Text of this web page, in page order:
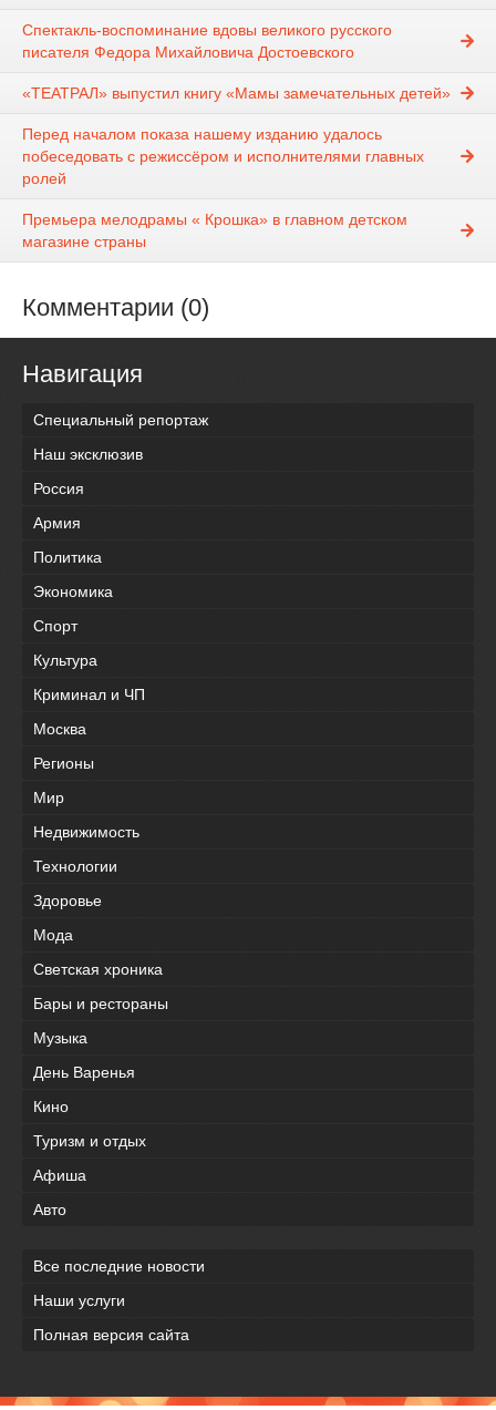
Спектакль-воспоминание вдовы великого русского
писателя Федора Михайловича Достоевского
«ТЕАТРАЛ» выпустил книгу «Мамы замечательных детей»
Перед началом показа нашему изданию удалось
побеседовать с режиссёром и исполнителями главных
ролей
Премьера мелодрамы « Крошка» в главном детском
магазине страны
Комментарии (0)
Навигация
Специальный репортаж
Наш эксклюзив
Россия
Армия
Политика
Экономика
Спорт
Культура
Криминал и ЧП
Москва
Регионы
Мир
Недвижимость
Технологии
Здоровье
Мода
Светская хроника
Бары и рестораны
Музыка
День Варенья
Кино
Туризм и отдых
Афиша
Авто
Все последние новости
Наши услуги
Полная версия сайта